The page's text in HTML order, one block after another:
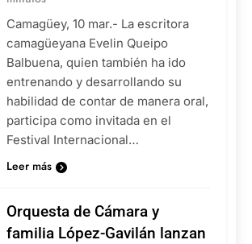
Camagüey, 10 mar.- La escritora
camagüeyana Evelin Queipo
Balbuena, quien también ha ido
entrenando y desarrollando su
habilidad de contar de manera oral,
participa como invitada en el
Festival Internacional…
Leer más
Orquesta de Cámara y
familia López-Gavilán lanzan